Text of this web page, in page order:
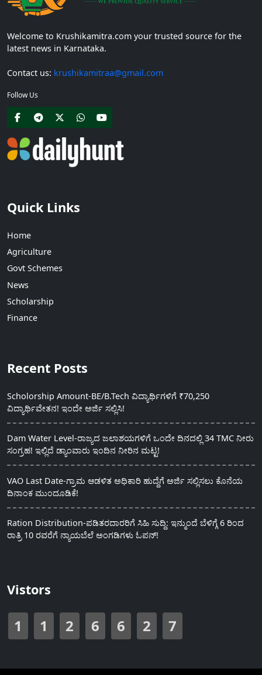
Welcome to Krushikamitra.com your trusted source for the
latest news in Karnataka.
Contact us: krushikamitraa@gmail.com
Follow Us
Quick Links
Home
Agriculture
Govt Schemes
News
Scholarship
Finance
Recent Posts
Scholorship Amount-BE/B.Tech ವಿದ್ಯಾರ್ಥಿಗಳಿಗೆ ₹70,250
ವಿದ್ಯಾರ್ಥಿವೇತನ! ಇಂದೇ ಅರ್ಜಿ ಸಲ್ಲಿಸಿ!
Dam Water Level-ರಾಜ್ಯದ ಜಲಾಶಯಗಳಿಗೆ ಒಂದೇ ದಿನದಲ್ಲಿ 34 TMC ನೀರು
ಸಂಗ್ರಹ! ಇಲ್ಲಿದೆ ಡ್ಯಾಂವಾರು ಇಂದಿನ ನೀರಿನ ಮಟ್ಟ!
VAO Last Date-ಗ್ರಾಮ ಆಡಳಿತ ಅಧಿಕಾರಿ ಹುದ್ದೆಗೆ ಅರ್ಜಿ ಸಲ್ಲಿಸಲು ಕೊನೆಯ
ದಿನಾಂಕ ಮುಂದೂಡಿಕೆ!
Ration Distribution-ಪಡಿತರದಾರರಿಗೆ ಸಿಹಿ ಸುದ್ದಿ: ಇನ್ಮುಂದೆ ಬೆಳಿಗ್ಗೆ 6 ರಿಂದ
ರಾತ್ರಿ 10 ರವರೆಗೆ ನ್ಯಾಯಬೆಲೆ ಅಂಗಡಿಗಳು ಓಪನ್!
Vistors
1 1 2 6 6 2 7